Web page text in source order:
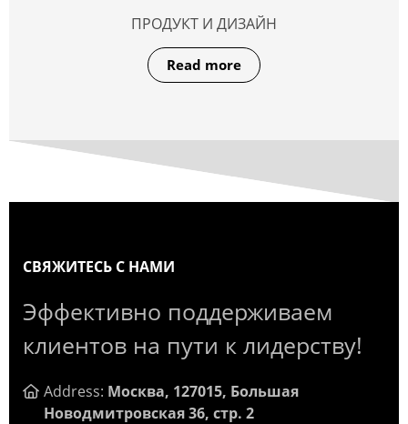
ПРОДУКТ И ДИЗАЙН
Read more
СВЯЖИТЕСЬ С НАМИ
Эффективно поддерживаем
клиентов на пути к лидерству!
Address: Москва, 127015, Большая
Новодмитровская 36, стр. 2